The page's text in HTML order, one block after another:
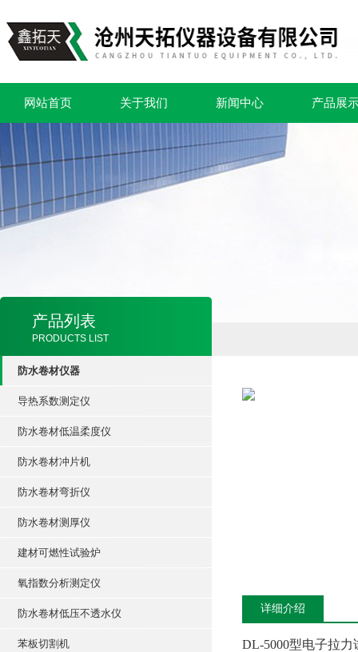
网站首页 关于我们 新闻中心 产品展
产品列表
PRODUCTS LIST
防水卷材仪器
导热系数测定仪
防水卷材低温柔度仪
防水卷材冲片机
防水卷材弯折仪
防水卷材测厚仪
建材可燃性试验炉
氧指数分析测定仪
防水卷材低压不透水仪
苯板切割机
详细介绍
DL-5000型电子拉